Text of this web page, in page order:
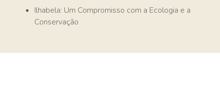
Ilhabela: Um Compromisso com a Ecologia e a
Conservação